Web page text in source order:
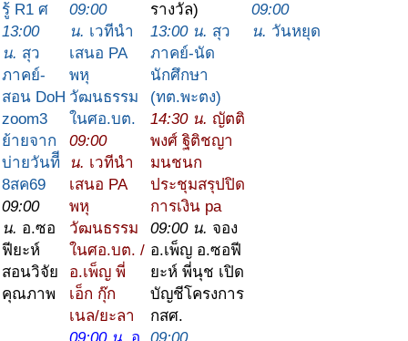
รู้ R1 ศ
13:00
น. สุว
ภาคย์-
สอน DoH
zoom3
ย้ายจาก
บ่ายวันทีี
8สค69
09:00
น. อ.ซอ
ฟียะห์
สอนวิจัย
คุณภาพ
09:00
น. เวทีนำ
เสนอ PA
พหุ
วัฒนธรรม
ในศอ.บต.
09:00
น. เวทีนำ
เสนอ PA
พหุ
วัฒนธรรม
ในศอ.บต. /
อ.เพ็ญ พี่
เอ็ก กุ๊ก
เนล/ยะลา
รางวัล)
13:00 น. สุว
ภาคย์-นัด
นักศึกษา
(ทต.พะตง)
14:30 น. ญัตติ
พงศ์ ฐิติชญา
มนชนก
ประชุมสรุปปิด
การเงิน pa
09:00 น. จอง
อ.เพ็ญ อ.ซอฟี
ยะห์ พี่นุช เปิด
บัญชีโครงการ
กสศ.
09:00
น. วันหยุด